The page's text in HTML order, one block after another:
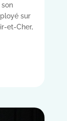
sur
et-Cher,